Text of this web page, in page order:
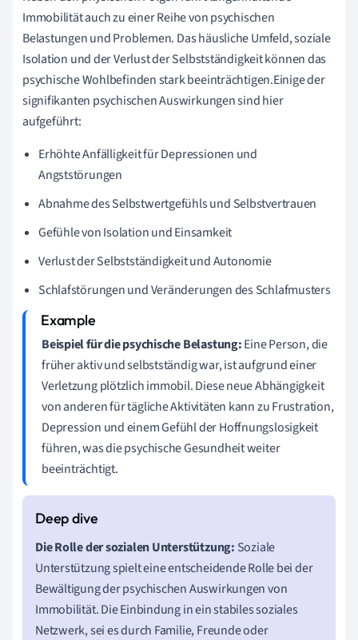
Immobilität auch zu einer Reihe von psychischen
Belastungen und Problemen. Das häusliche Umfeld, soziale
Isolation und der Verlust der Selbstständigkeit können das
psychische Wohlbefinden stark beeinträchtigen.Einige der
signifikanten psychischen Auswirkungen sind hier
aufgeführt:
Erhöhte Anfälligkeit für Depressionen und
Angststörungen
Abnahme des Selbstwertgefühls und Selbstvertrauen
Gefühle von Isolation und Einsamkeit
Verlust der Selbstständigkeit und Autonomie
Schlafstörungen und Veränderungen des Schlafmusters
Beispiel für die psychische Belastung:Eine Person, die
früher aktiv und selbstständig war, ist aufgrund einer
Verletzung plötzlich immobil. Diese neue Abhängigkeit
von anderen für tägliche Aktivitäten kann zu Frustration,
Depression und einem Gefühl der Hoffnungslosigkeit
führen, was die psychische Gesundheit weiter
beeinträchtigt.
Die Rolle der sozialen Unterstützung: Soziale
Unterstützung spielt eine entscheidende Rolle bei der
Bewältigung der psychischen Auswirkungen von
Immobilität. Die Einbindung in ein stabiles soziales
Netzwerk, sei es durch Familie, Freunde oder